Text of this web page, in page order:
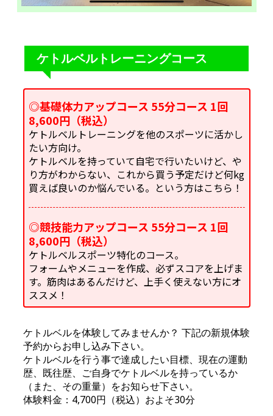
ケトルベルトレーニングコース
◎基礎体力アップコース 55分コース 1回
8,600円（税込）
ケトルベルトレーニングを他のスポーツに活かし
たい方向け。
ケトルベルを持っていて自宅で行いたいけど、や
り方がわからない、これから買う予定だけど何kg
買えば良いのか悩んでいる。という方はこちら！
◎競技能力アップコース 55分コース 1回
8,600円（税込）
ケトルベルスポーツ特化のコース。
フォームやメニューを作成、必ずスコアを上げま
す。筋肉はあるんだけど、上手く使えない方にオ
ススメ！
ケトルベルを体験してみませんか？ 下記の新規体験
予約からお申し込み下さい。
ケトルベルを行う事で達成したい目標、現在の運動
歴、既往歴、ご自身でケトルベルを持っているか
（また、その重量）をお知らせ下さい。
体験料金：4,700円（税込）およそ30分